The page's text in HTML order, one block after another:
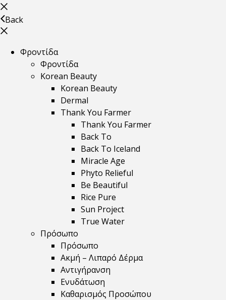
Back
Φροντίδα
Φροντίδα
Korean Beauty
Korean Beauty
Dermal
Thank You Farmer
Thank You Farmer
Back To
Back To Iceland
Miracle Age
Phyto Relieful
Be Beautiful
Rice Pure
Sun Project
True Water
Πρόσωπο
Πρόσωπο
Ακμή – Λιπαρό Δέρμα
Αντιγήρανση
Ενυδάτωση
Καθαρισμός Προσώπου